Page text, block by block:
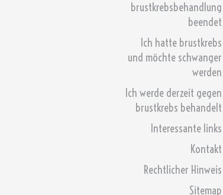
brustkrebsbehandlung
beendet
Ich hatte brustkrebs
und möchte schwanger
werden
Ich werde derzeit gegen
brustkrebs behandelt
Interessante links
Kontakt
Rechtlicher Hinweis
Sitemap